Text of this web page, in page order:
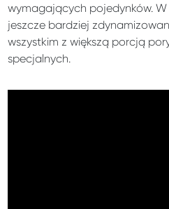
wymagających pojedynków.
jeszcze bardziej
wszystkim z większą porcją
specjalnych.